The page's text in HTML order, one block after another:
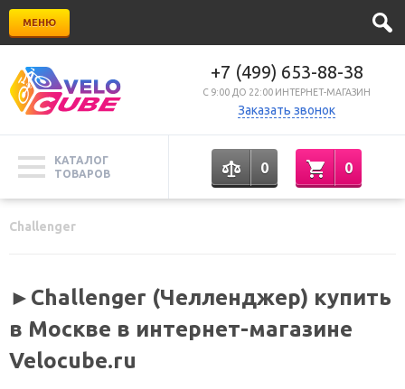
МЕНЮ
+7 (499) 653-88-38
C 9:00 ДО 22:00 ИНТЕРНЕТ-МАГАЗИН
Заказать звонок
КАТАЛОГ
ТОВАРОВ
0 0
Challenger
►Challenger (Челленджер) купить
в Москве в интернет-магазине
Velocube.ru